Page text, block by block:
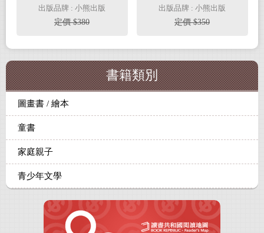
盜案（英國國家圖書獎
兒童小說類年度圖書）
出版品牌 : 小熊出版
定價 $380
遊戲
出版品牌 : 小熊出版
定價 $350
書籍類別
圖畫書 / 繪本
童書
家庭親子
青少年文學